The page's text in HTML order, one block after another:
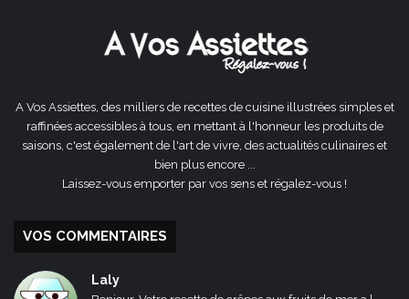
A Vos Assiettes, des milliers de recettes de cuisine illustrées simples et
raffinées accessibles à tous, en mettant à l'honneur les produits de
saisons, c'est également de l'art de vivre, des actualités culinaires et
bien plus encore ...
Laissez-vous emporter par vos sens et régalez-vous !
VOS COMMENTAIRES
Laly